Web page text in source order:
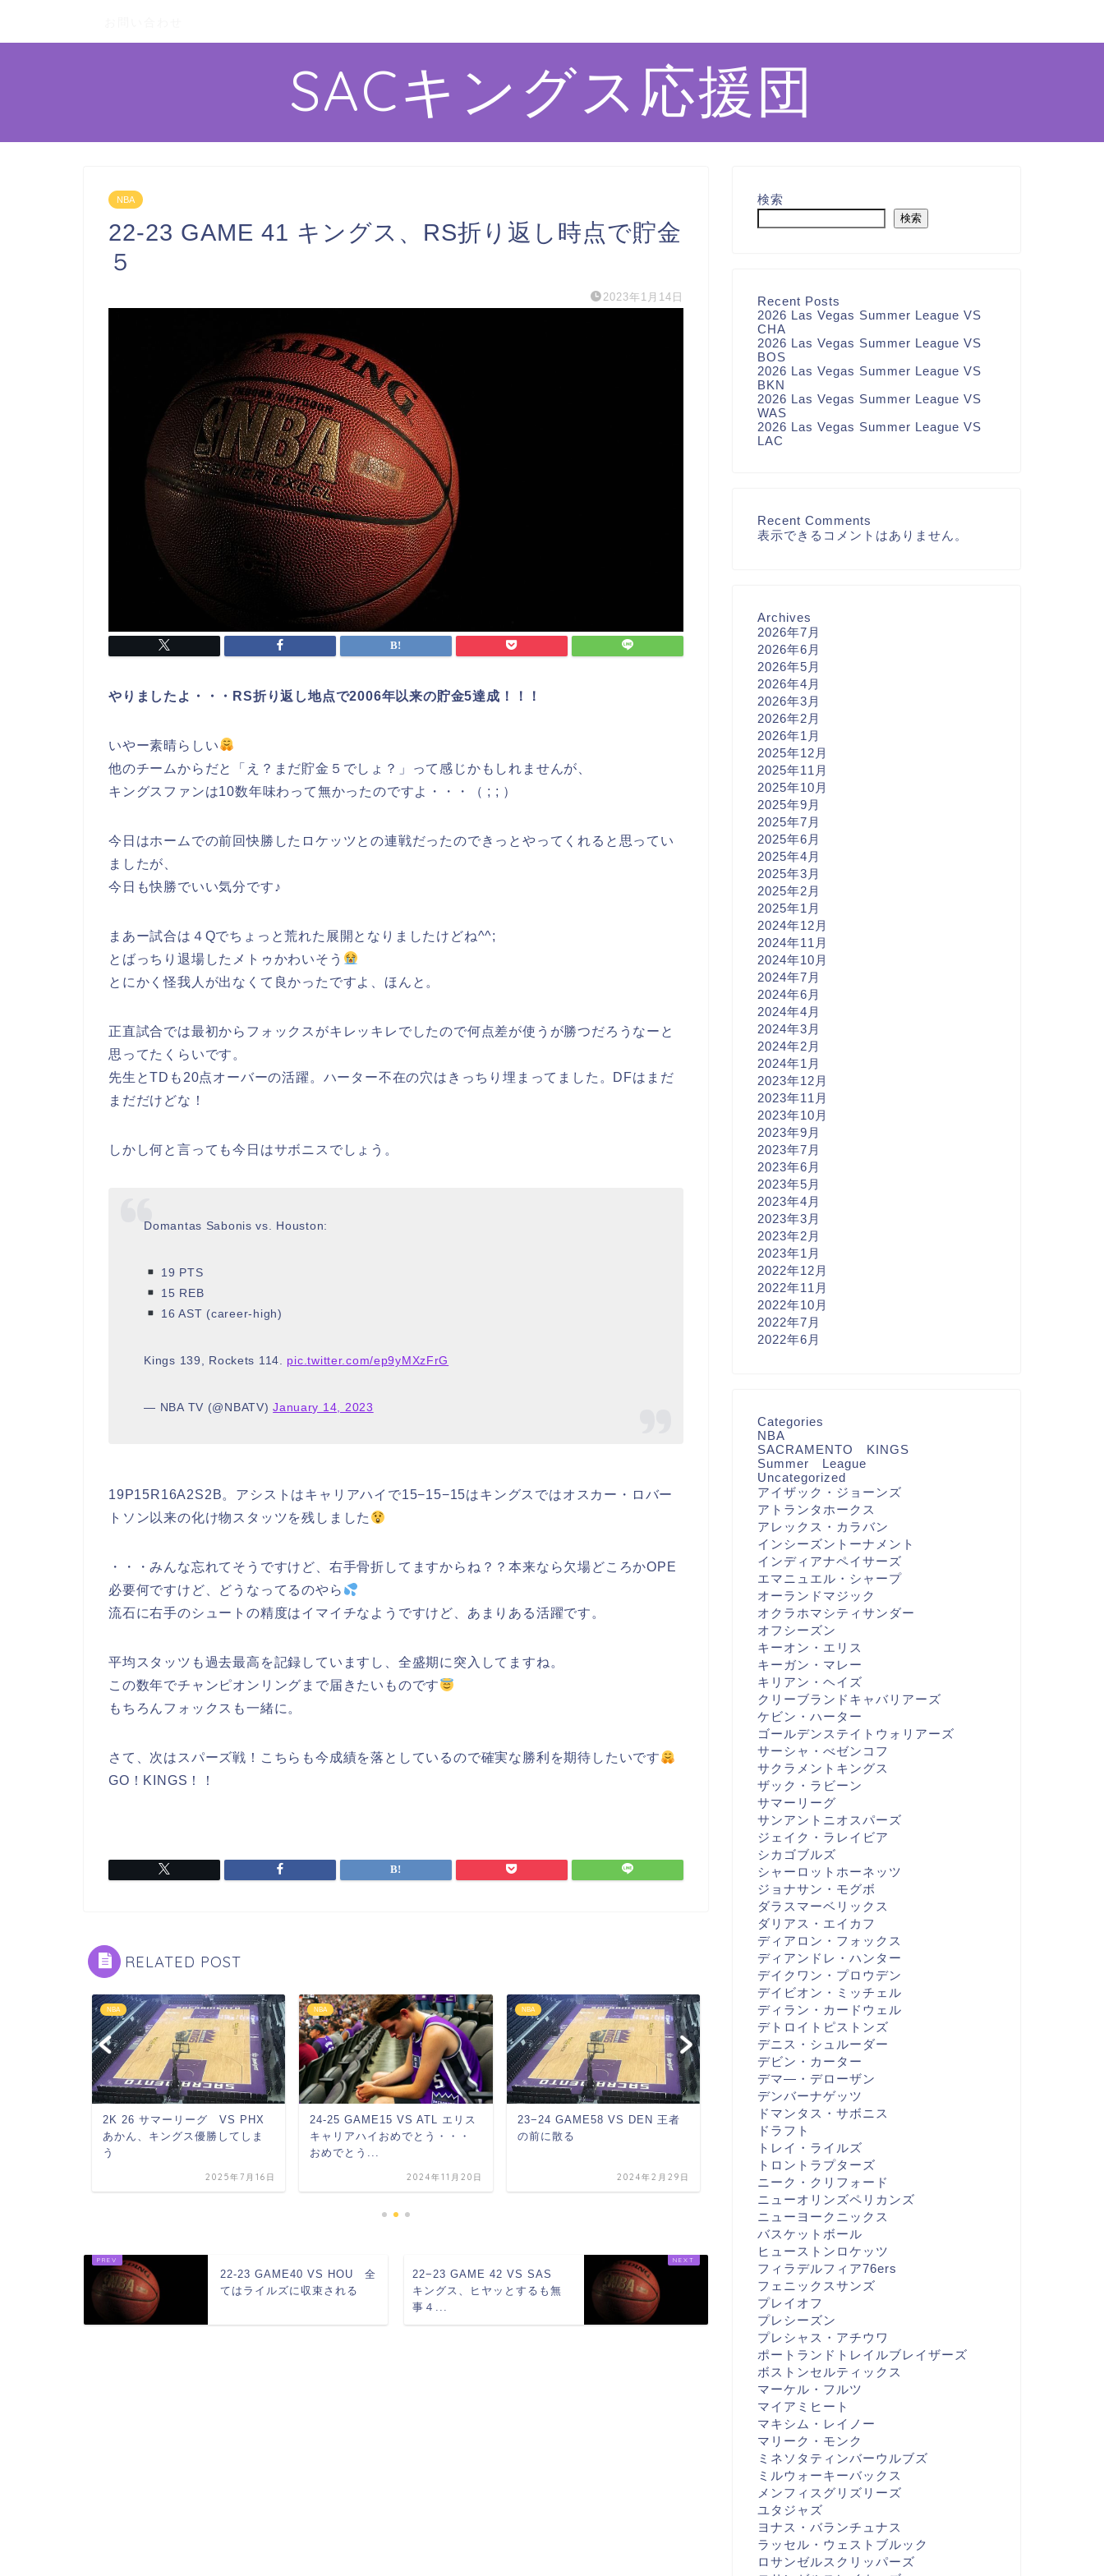
SACキングス応援団
NBA
22-23 GAME 41 キングス、RS折り返し時点で貯金
５
2023年1月14日
やりましたよ・・・RS折り返し地点で2006年以来の貯金5達成！！！
いやー素晴らしい
他のチームからだと「え？まだ貯金５でしょ？」って感じかもしれませんが、
キングスファンは10数年味わって無かったのですよ・・・（ ; ; ）
今日はホームでの前回快勝したロケッツとの連戦だったのできっとやってくれると思ってい
ましたが、
今日も快勝でいい気分です♪
まあー試合は４Qでちょっと荒れた展開となりましたけどね^^;
とばっちり退場したメトゥかわいそう
とにかく怪我人が出なくて良かったですよ、ほんと。
正直試合では最初からフォックスがキレッキレでしたので何点差が使うが勝つだろうなーと
思ってたくらいです。
先生とTDも20点オーバーの活躍。ハーター不在の穴はきっちり埋まってました。DFはまだ
まだだけどな！
しかし何と言っても今日はサボニスでしょう。
Domantas Sabonis vs. Houston:
19 PTS
15 REB
16 AST (career-high)
Kings 139, Rockets 114. pic.twitter.com/ep9yMXzFrG
— NBA TV (@NBATV)January 14, 2023
19P15R16A2S2B。アシストはキャリアハイで15−15−15はキングスではオスカー・ロバー
トソン以来の化け物スタッツを残しました
・・・みんな忘れてそうですけど、右手骨折してますからね？？本来なら欠場どころかOPE
必要何ですけど、どうなってるのやら
流石に右手のシュートの精度はイマイチなようですけど、あまりある活躍です。
平均スタッツも過去最高を記録していますし、全盛期に突入してますね。
この数年でチャンピオンリングまで届きたいものです
もちろんフォックスも一緒に。
さて、次はスパーズ戦！こちらも今成績を落としているので確実な勝利を期待したいです
GO！KINGS！！
RELATED POST
NBA
2K 26 サマーリーグ VS PHX
あかん、キングス優勝してしま
う
2025年7月16日
NBA
24-25 GAME15 VS ATL エリス
キャリアハイおめでとう・・・
おめでとう...
2024年11月20日
NBA
23−24 GAME58 VS DEN 王者
の前に散る
2024年2月29日
2K 26 サマーリーグ VS PHX
あかん、キングス優勝してしま
2025年7月16日
22-23 GAME40 VS HOU 全
てはライルズに収束される
22−23 GAME 42 VS SAS
キングス、ヒヤッとするも無
事４...
検索
検索
Recent Posts
2026 Las Vegas Summer League VS
CHA
2026 Las Vegas Summer League VS
BOS
2026 Las Vegas Summer League VS
BKN
2026 Las Vegas Summer League VS
WAS
2026 Las Vegas Summer League VS
LAC
Recent Comments
表示できるコメントはありません。
Archives
2026年7月
2026年6月
2026年5月
2026年4月
2026年3月
2026年2月
2026年1月
2025年12月
2025年11月
2025年10月
2025年9月
2025年7月
2025年6月
2025年4月
2025年3月
2025年2月
2025年1月
2024年12月
2024年11月
2024年10月
2024年7月
2024年6月
2024年4月
2024年3月
2024年2月
2024年1月
2023年12月
2023年11月
2023年10月
2023年9月
2023年7月
2023年6月
2023年5月
2023年4月
2023年3月
2023年2月
2023年1月
2022年12月
2022年11月
2022年10月
2022年7月
2022年6月
Categories
NBA
SACRAMENTO KINGS
Summer League
Uncategorized
アイザック・ジョーンズ
アトランタホークス
アレックス・カラバン
インシーズントーナメント
インディアナペイサーズ
エマニュエル・シャープ
オーランドマジック
オクラホマシティサンダー
オフシーズン
キーオン・エリス
キーガン・マレー
キリアン・ヘイズ
クリーブランドキャバリアーズ
ケビン・ハーター
ゴールデンステイトウォリアーズ
サーシャ・べゼンコフ
サクラメントキングス
ザック・ラビーン
サマーリーグ
サンアントニオスパーズ
ジェイク・ラレイビア
シカゴブルズ
シャーロットホーネッツ
ジョナサン・モグボ
ダラスマーベリックス
ダリアス・エイカフ
ディアロン・フォックス
ディアンドレ・ハンター
デイクワン・プロウデン
デイビオン・ミッチェル
ディラン・カードウェル
デトロイトピストンズ
デニス・シュルーダー
デビン・カーター
デマ―・デローザン
デンバーナゲッツ
ドマンタス・サボニス
ドラフト
トレイ・ライルズ
トロントラプターズ
ニーク・クリフォード
ニューオリンズペリカンズ
ニューヨークニックス
バスケットボール
ヒューストンロケッツ
フィラデルフィア76ers
フェニックスサンズ
プレイオフ
プレシーズン
プレシャス・アチウワ
ポートランドトレイルブレイザーズ
ボストンセルティックス
マーケル・フルツ
マイアミヒート
マキシム・レイノー
マリーク・モンク
ミネソタティンバーウルブズ
ミルウォーキーバックス
メンフィスグリズリーズ
ユタジャズ
ヨナス・バランチュナス
ラッセル・ウェストブルック
ロサンゼルスクリッパーズ